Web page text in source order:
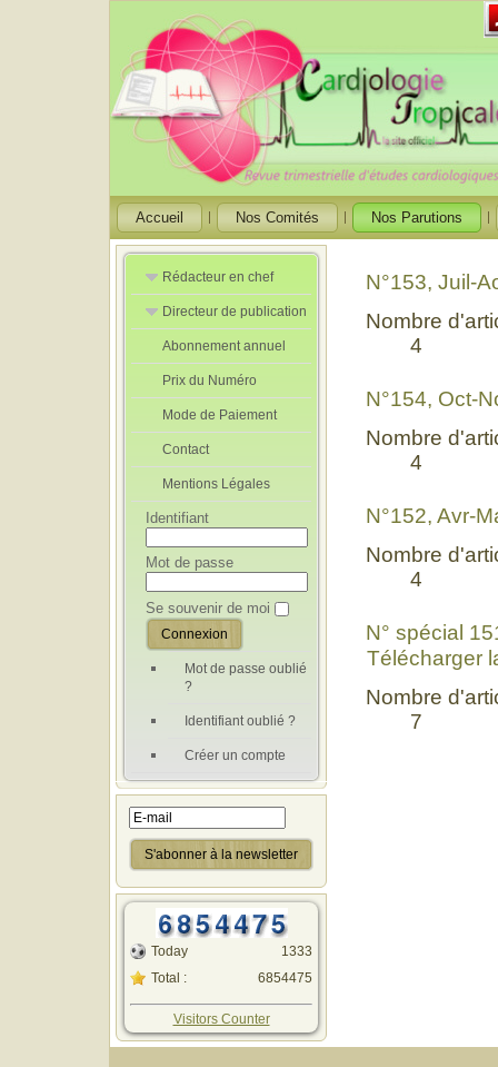
Accueil Nos Comités Nos Parutions
Rédacteur en chef
Rédacteurs en
Chef Adjoint
Directeur de publication
Directeur de
publication
adjoint
Abonnement annuel
Prix du Numéro
Mode de Paiement
Contact
Mentions Légales
Identifiant
Mot de passe
Se souvenir de moi
Mot de passe oublié
?
Identifiant oublié ?
Créer un compte
Today
Total :
1333
6854475
Visitors Counter
N°153, Juil-
Nombre
4
N°154, Oct-
Nombre
4
N°152, Avr-
Nombre
4
N° spécial
Télécharger
Nombre
7